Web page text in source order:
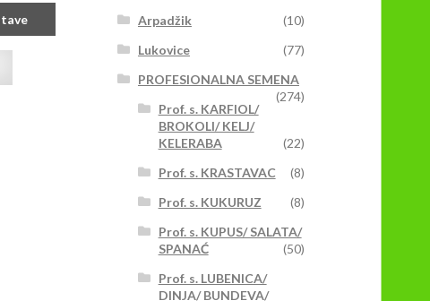
Arpadžik
(10)
Lukovice
(77)
PROFESIONALNA SEMENA
(274)
Prof. s. KARFIOL/
BROKOLI/ KELJ/
KELERABA
(22)
Prof. s. KRASTAVAC
(8)
Prof. s. KUKURUZ
(8)
Prof. s. KUPUS/ SALATA/
SPANAĆ
(50)
Prof. s. LUBENICA/
DINJA/ BUNDEVA/